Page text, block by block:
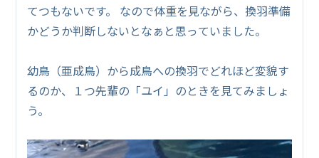
てつもないです。 なので体重を見ながら、換羽準備
かどうか判断しないとなぁと思っていました。
幼鳥（亜成鳥）から成鳥への換羽でどれほど変貌す
るのか、１つ先輩の「ユイ」のときを見てみましょ
う。